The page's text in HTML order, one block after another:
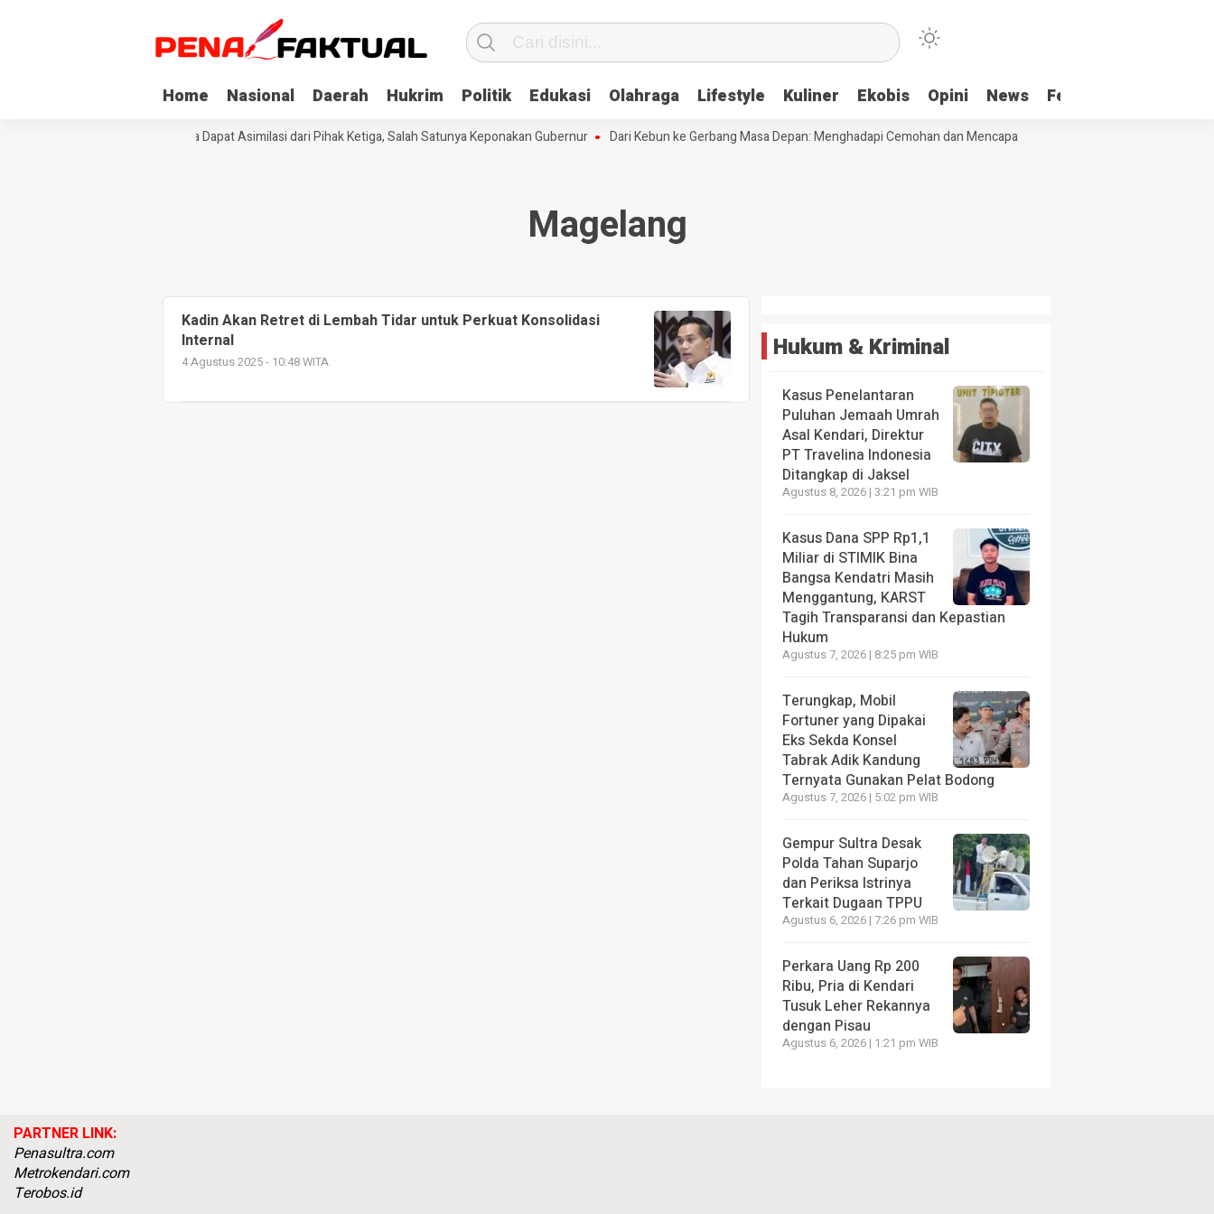
Home Nasional Daerah Hukrim Politik Edukasi Olahraga Lifestyle Kuliner Ekobis Opini News Feature
Tiga Napi Korupsi di Sultra Dapat Asimilasi dari Pihak Ketiga, Salah Satunya Keponakan Gubernur Dari Kebun ke Gerbang Masa Depan: Menghadapi Cemohan dan Mencapai Impian
Magelang
Kadin Akan Retret di Lembah Tidar untuk Perkuat Konsolidasi
Internal
4 Agustus 2025 - 10:48 WITA Hukum & Kriminal
Kasus Penelantaran
Puluhan Jemaah Umrah
Asal Kendari, Direktur
PT Travelina Indonesia
Ditangkap di Jaksel
Agustus 8, 2026 | 3:21 pm WIB
Kasus Dana SPP Rp1,1
Miliar di STIMIK Bina
Bangsa Kendatri Masih
Menggantung, KARST
Tagih Transparansi dan Kepastian
Hukum
Agustus 7, 2026 | 8:25 pm WIB
Terungkap, Mobil
Fortuner yang Dipakai
Eks Sekda Konsel
Tabrak Adik Kandung
Ternyata Gunakan Pelat Bodong
Agustus 7, 2026 | 5:02 pm WIB
Gempur Sultra Desak
Polda Tahan Suparjo
dan Periksa Istrinya
Terkait Dugaan TPPU
Agustus 6, 2026 | 7:26 pm WIB
Perkara Uang Rp 200
Ribu, Pria di Kendari
Tusuk Leher Rekannya
dengan Pisau
Agustus 6, 2026 | 1:21 pm WIB
PARTNER LINK:
Penasultra.com
Metrokendari.com
Terobos.id